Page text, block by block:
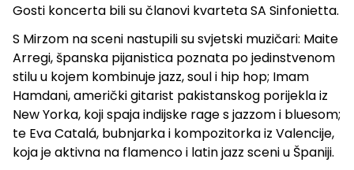
Gosti koncerta bili su članovi kvarteta SA Sinfonietta.
S Mirzom na sceni nastupili su svjetski muzičari: Maite
Arregi, španska pijanistica poznata po jedinstvenom
stilu u kojem kombinuje jazz, soul i hip hop; Imam
Hamdani, američki gitarist pakistanskog porijekla iz
New Yorka, koji spaja indijske rage s jazzom i bluesom;
te Eva Catalá, bubnjarka i kompozitorka iz Valencije,
koja je aktivna na flamenco i latin jazz sceni u Španiji.